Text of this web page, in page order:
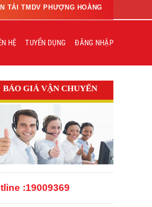
TẢI TMDV PHƯỢNG HOÀNG
HỆ TUYỂN DỤNG ĐĂNG NHẬP
BÁO GIÁ VẬN CHUYỂN
:19009369